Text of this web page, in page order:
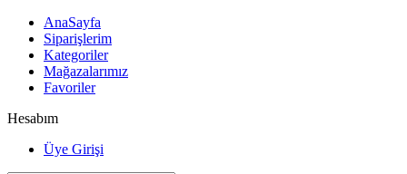
AnaSayfa
Siparişlerim
Kategoriler
Mağazalarımız
Favoriler
Hesabım
Üye Girişi